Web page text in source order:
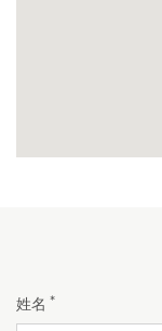
姓名 *